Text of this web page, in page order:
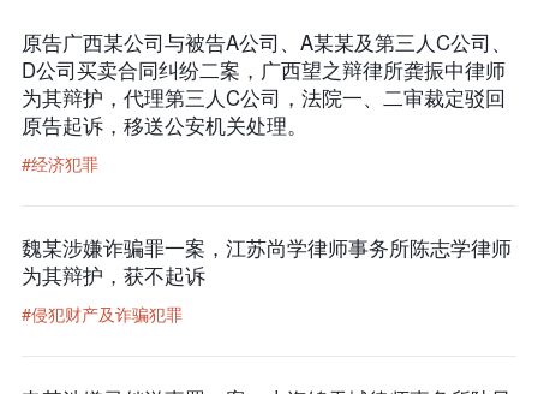
原告广西某公司与被告A公司、A某某及第三人C公司、
D公司买卖合同纠纷二案，广西望之辩律所龚振中律师
为其辩护，代理第三人C公司，法院一、二审裁定驳回
原告起诉，移送公安机关处理。
#经济犯罪
魏某涉嫌诈骗罪一案，江苏尚学律师事务所陈志学律师
为其辩护，获不起诉
#侵犯财产及诈骗犯罪